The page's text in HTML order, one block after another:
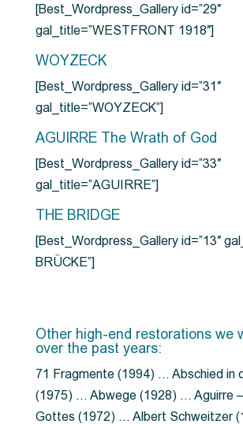
[Best_Wordpress_Gallery id=”29″
gal_title=”WESTFRONT 1918″]
WOYZECK
[Best_Wordpress_Gallery id=”31″
gal_title=”WOYZECK”]
AGUIRRE The Wrath of God
[Best_Wordpress_Gallery id=”33″
gal_title=”AGUIRRE”]
THE BRIDGE
[Best_Wordpress_Gallery id=”13″
BRÜCKE”]
Other high-end restorations we
over the past years:
71 Fragmente (1994) … Abschied in
(1975) … Abwege (1928) … Aguirre
Gottes (1972) … Albert Schweitzer